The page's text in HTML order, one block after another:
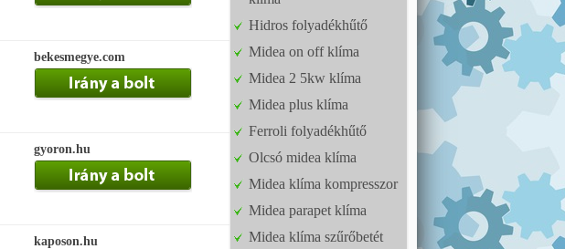
bekesmegye.com
gyoron.hu
kaposon.hu
Hidros folyadékhűtő
Midea on off klíma
Midea 2 5kw klíma
Midea plus klíma
Ferroli folyadékhűtő
Olcsó midea klíma
Midea klíma kompresszor
Midea parapet klíma
Midea klíma szűrőbetét